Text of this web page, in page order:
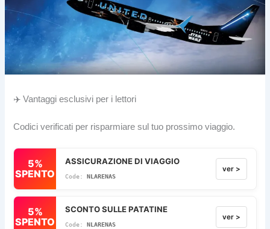
✈️ Vantaggi esclusivi per i lettori
Codici verificati per risparmiare sul tuo prossimo viaggio.
5%
SPENTO
ASSICURAZIONE DI VIAGGIO
NLARENAS
ver >
5%
SPENTO
SCONTO SULLE PATATINE
NLARENAS
ver >